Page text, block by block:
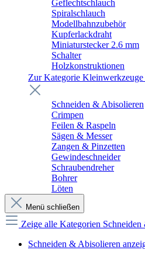
Geflechtschlauch
Spiralschlauch
Modellbahnzubehör
Kupferlackdraht
Miniaturstecker 2.6 mm
Schalter
Holzkonstruktionen
Zur Kategorie Kleinwerkzeuge
Schneiden & Abisolieren
Crimpen
Feilen & Raspeln
Sägen & Messer
Zangen & Pinzetten
Gewindeschneider
Schraubendreher
Bohrer
Löten
Menü schließen
Zeige alle Kategorien
Schneiden & Abisolieren